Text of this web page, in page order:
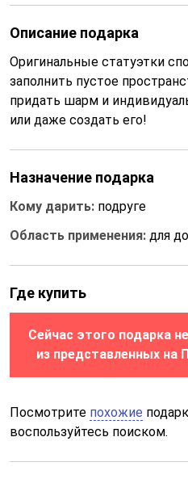
Описание подарка
Оригинальные статуэтки
заполнить пустое
придать шарм и
или даже создать его!
Назначение подарка
Кому дарить: подруге
Область применения: для
Где купить
Сейчас этого подарка
из представленных на
Посмотрите похожие
воспользуйтесь поиском.